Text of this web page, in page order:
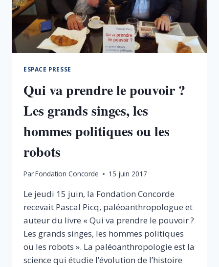
ESPACE PRESSE
Qui va prendre le pouvoir ?
Les grands singes, les
hommes politiques ou les
robots
ParFondation Concorde 15 juin 2017
Le jeudi 15 juin, la Fondation Concorde
recevait Pascal Picq, paléoanthropologue et
auteur du livre « Qui va prendre le pouvoir ?
Les grands singes, les hommes politiques
ou les robots ». La paléoanthropologie est la
science qui étudie l’évolution de l’histoire